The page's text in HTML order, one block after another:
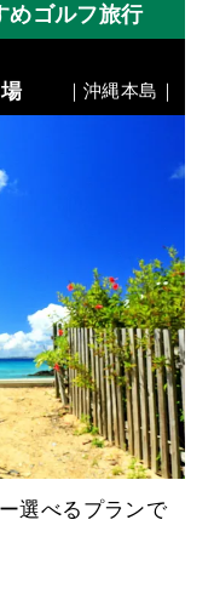
めゴルフ旅行
｜沖縄本島｜
選べるプランで